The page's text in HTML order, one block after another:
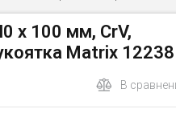
х 100 мм, CrV,
Matrix 12238
В